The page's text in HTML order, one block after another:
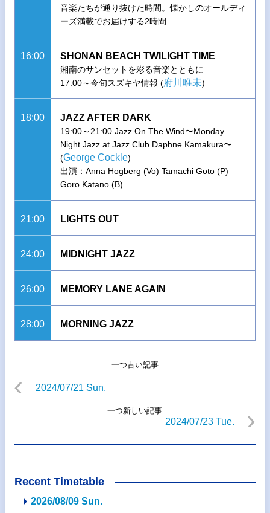
音楽たちが通り抜けた時間。懐かしのオールディ
ーズ満載でお届けする2時間
16:00 SHONAN BEACH TWILIGHT TIME
湘南のサンセットを彩る音楽とともに
17:00～今旬スズキヤ情報 (府川唯未)
18:00 JAZZ AFTER DARK
19:00～21:00 Jazz On The Wind〜Monday
Night Jazz at Jazz Club Daphne Kamakura〜
(George Cockle)
出演：Anna Hogberg (Vo) Tamachi Goto (P)
Goro Katano (B)
21:00 LIGHTS OUT
24:00 MIDNIGHT JAZZ
26:00 MEMORY LANE AGAIN
28:00 MORNING JAZZ
一つ古い記事
2024/07/21 Sun.
一つ新しい記事
2024/07/23 Tue.
Recent Timetable
2026/08/09 Sun.